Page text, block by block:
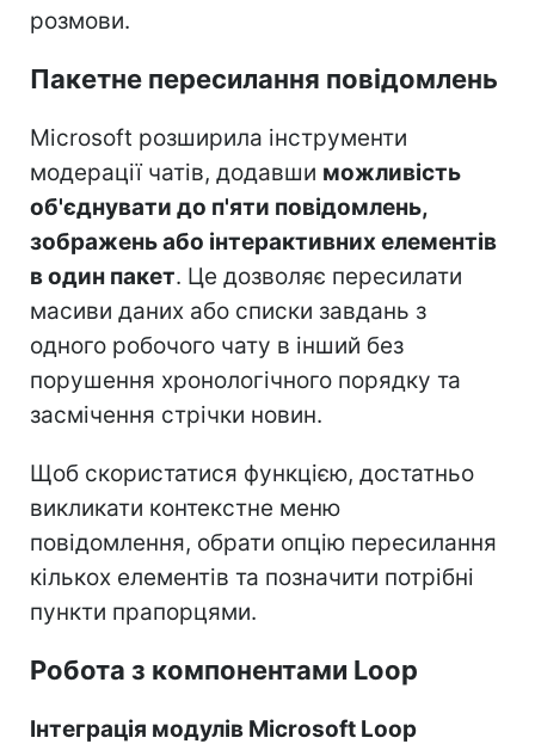
розмови.
Пакетне пересилання повідомлень
Microsoft розширила інструменти
модерації чатів, додавши можливість
об'єднувати до п'яти повідомлень,
зображень або інтерактивних елементів
в один пакет. Це дозволяє пересилати
масиви даних або списки завдань з
одного робочого чату в інший без
порушення хронологічного порядку та
засмічення стрічки новин.
Щоб скористатися функцією, достатньо
викликати контекстне меню
повідомлення, обрати опцію пересилання
кількох елементів та позначити потрібні
пункти прапорцями.
Робота з компонентами Loop
Інтеграція модулів Microsoft Loop